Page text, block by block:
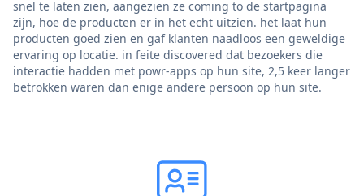
snel te laten zien, aangezien ze coming to de startpagina
zijn, hoe de producten er in het echt uitzien. het laat hun
producten goed zien en gaf klanten naadloos een geweldige
ervaring op locatie. in feite discovered dat bezoekers die
interactie hadden met powr-apps op hun site, 2,5 keer langer
betrokken waren dan enige andere persoon op hun site.